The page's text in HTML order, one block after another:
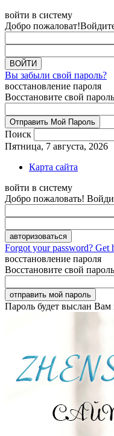
войти в систему
Добро пожаловат!
Вы забыли свой пароль?
восстановление пароля
Восстановите свой пароль
Поиск
Пятница, 7 августа, 2026
Карта сайта
войти в систему
Добро пожаловать!
Forgot your password? Get
восстановление пароля
Восстановите свой пароль
Пароль будет выслан Вам